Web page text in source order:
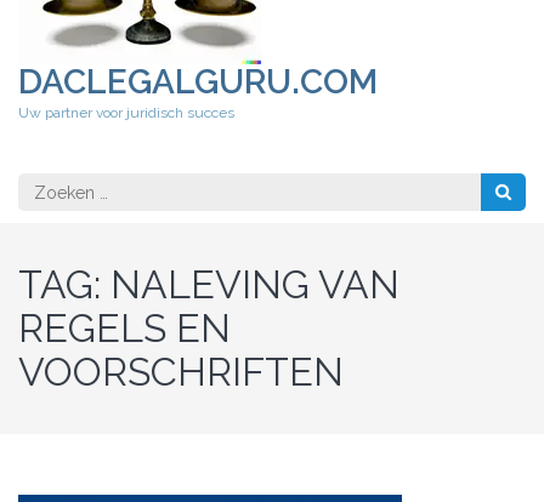
DACLEGALGURU.COM
Uw partner voor juridisch succes
Zoeken
naar:
TAG: NALEVING VAN
REGELS EN
VOORSCHRIFTEN